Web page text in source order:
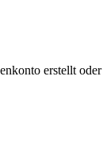
erstellt